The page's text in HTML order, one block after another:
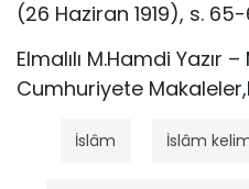
(26 Haziran 1919), s.
Elmalılı M.Hamdi Yazır
Cumhuriyete
İslâm İslâm